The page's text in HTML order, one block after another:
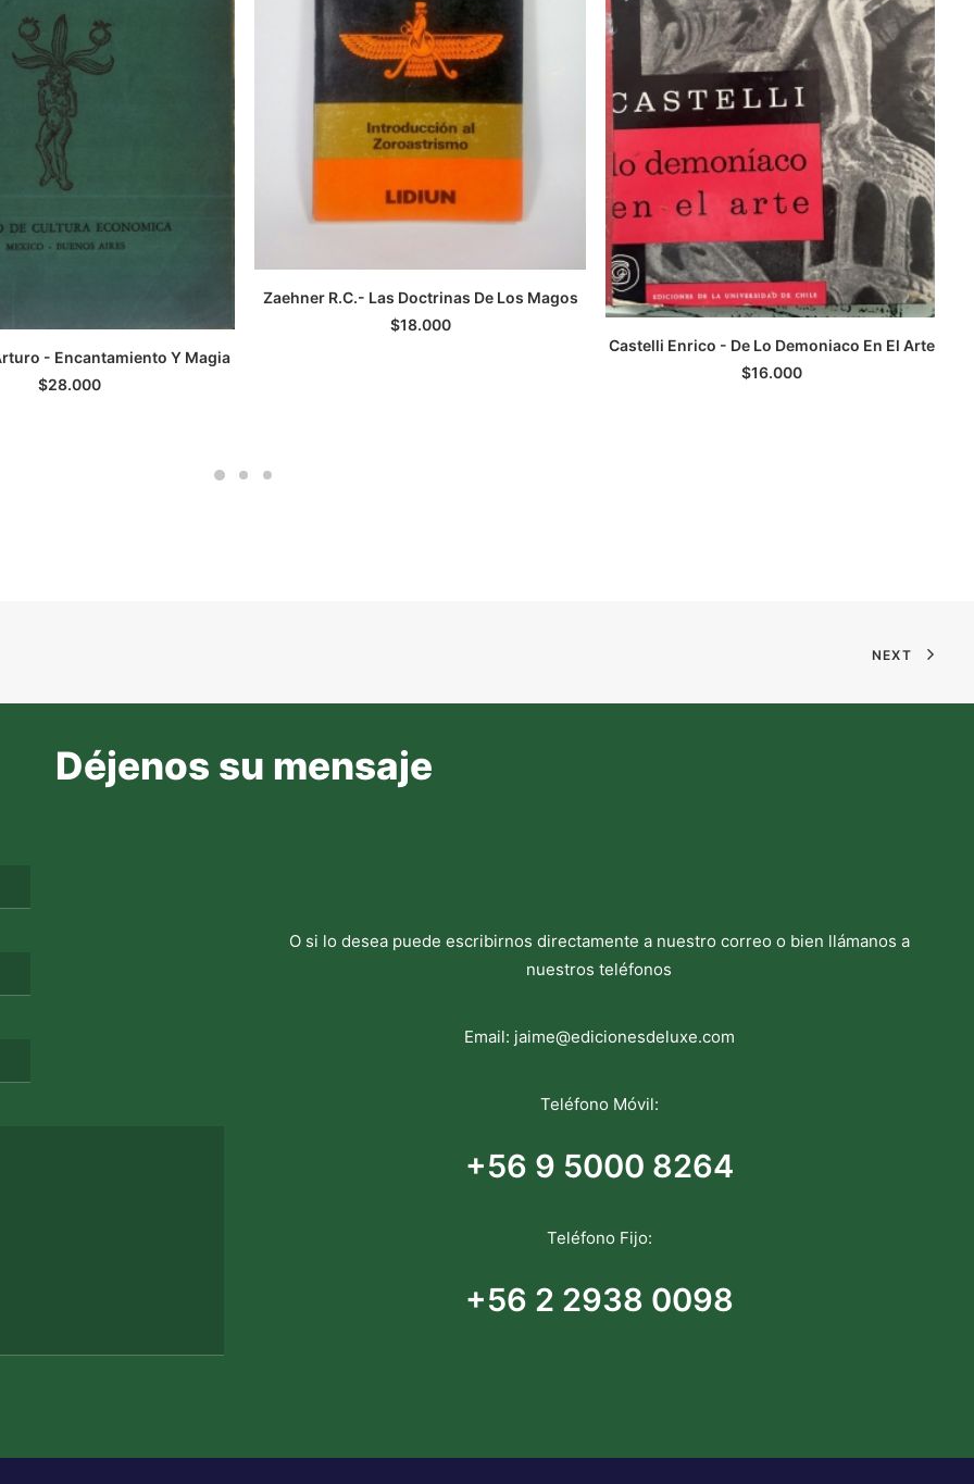
- Encantamiento Y Magia
$28.000
LEER MÁS
Zaehner R.C.- Las Doctrinas De Los Magos
$18.000
Castelli Enrico - De Lo Demoniaco En El Arte
$16.000
NEXT
Déjenos su mensaje
O si lo desea puede escribirnos directamente a nuestro correo o bien llámanos a
nuestros teléfonos
Email: jaime@edicionesdeluxe.com
Teléfono Móvil:
+56 9 5000 8264
Teléfono Fijo:
+56 2 2938 0098